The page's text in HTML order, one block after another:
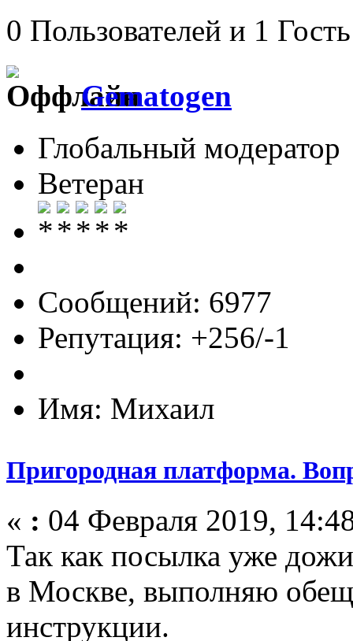
0 Пользователей и 1
Gematogen
Глобальный модератор
Ветеран
Сообщений: 6977
Репутация: +256/-1
Имя: Михаил
Пригородная платформа.
« : 04 Февраля 2019,
Так как посылка уже
в Москве, выполняю
инструкции.